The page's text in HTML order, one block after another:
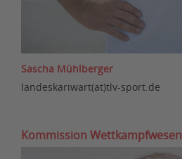
Sascha Mühlberger
landeskariwart(at)tlv-sport.de
Kommission Wettkampfwesen